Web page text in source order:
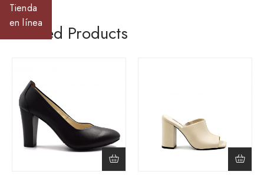
Tienda
en línea
Related Products